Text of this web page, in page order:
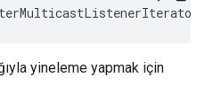
yineleme yapmak için